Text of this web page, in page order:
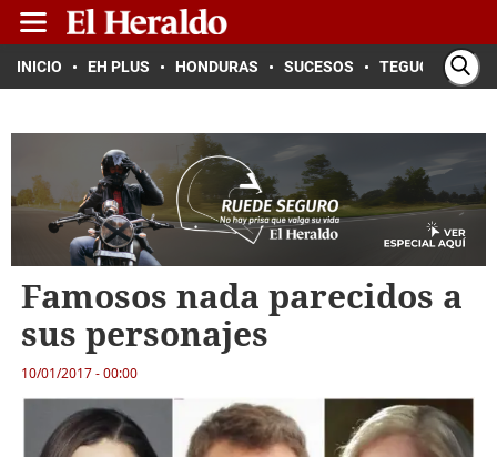
INICIO EH PLUS HONDURAS SUCESOS TEGUCIGALPA
Famosos nada parecidos a
sus personajes
10/01/2017 - 00:00